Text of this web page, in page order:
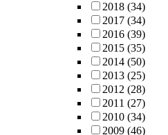
2018 (34)
2017 (34)
2016 (39)
2015 (35)
2014 (50)
2013 (25)
2012 (28)
2011 (27)
2010 (34)
2009 (46)